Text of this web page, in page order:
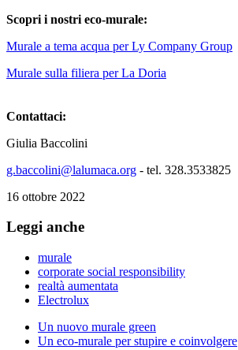
Scopri i nostri eco-murale:
Murale a tema acqua per Ly Company Group
Murale sulla filiera per La Doria
Contattaci:
Giulia Baccolini
g.baccolini@lalumaca.org - tel. 328.3533825
16 ottobre 2022
Leggi anche
murale
corporate social responsibility
realtà aumentata
Electrolux
Un nuovo murale green
Un eco-murale per stupire e coinvolgere